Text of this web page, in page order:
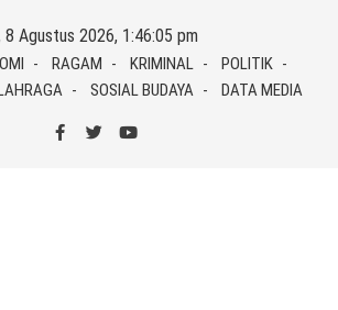
8 Agustus 2026, 1:46:05 pm
RAGAM KRIMINAL
POLITIK
SOSIAL BUDAYA DATA MEDIA